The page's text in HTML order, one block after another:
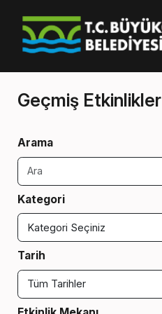
Geçmiş Etkinlikler
Arama
Kategori
Tarih